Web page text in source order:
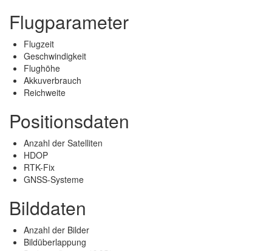
Flugparameter
Flugzeit
Geschwindigkeit
Flughöhe
Akkuverbrauch
Reichweite
Positionsdaten
Anzahl der Satelliten
HDOP
RTK-Fix
GNSS-Systeme
Bilddaten
Anzahl der Bilder
Bildüberlappung